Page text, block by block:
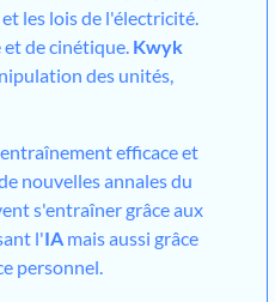
les lois de l'électricité.
et de cinétique. Kwyk
des unités,
efficace et
nouvelles annales du
s'entraîner grâce aux
l'IA mais aussi grâce
personnel.